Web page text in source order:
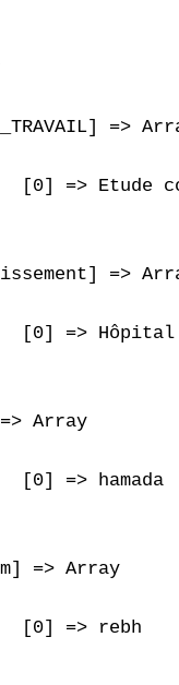
=>
[0] => Etude
=>
[0] =>
Array
[0] => hamada
=> Array
[0] => rebh